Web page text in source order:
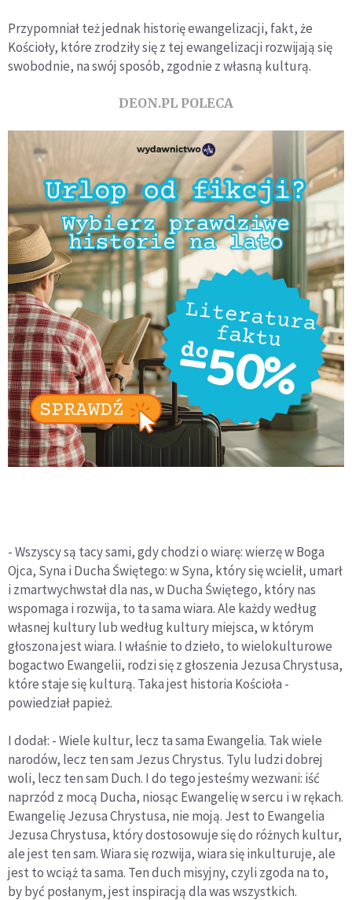
Przypomniał też jednak historię ewangelizacji, fakt, że
Kościoły, które zrodziły się z tej ewangelizacji rozwijają się
swobodnie, na swój sposób, zgodnie z własną kulturą.
DEON.PL POLECA
- Wszyscy są tacy sami, gdy chodzi o wiarę: wierzę w Boga
Ojca, Syna i Ducha Świętego: w Syna, który się wcielił, umarł
i zmartwychwstał dla nas, w Ducha Świętego, który nas
wspomaga i rozwija, to ta sama wiara. Ale każdy według
własnej kultury lub według kultury miejsca, w którym
głoszona jest wiara. I właśnie to dzieło, to wielokulturowe
bogactwo Ewangelii, rodzi się z głoszenia Jezusa Chrystusa,
które staje się kulturą. Taka jest historia Kościoła -
powiedział papież.
I dodał: - Wiele kultur, lecz ta sama Ewangelia. Tak wiele
narodów, lecz ten sam Jezus Chrystus. Tylu ludzi dobrej
woli, lecz ten sam Duch. I do tego jesteśmy wezwani: iść
naprzód z mocą Ducha, niosąc Ewangelię w sercu i w rękach.
Ewangelię Jezusa Chrystusa, nie moją. Jest to Ewangelia
Jezusa Chrystusa, który dostosowuje się do różnych kultur,
ale jest ten sam. Wiara się rozwija, wiara się inkulturuje, ale
jest to wciąż ta sama. Ten duch misyjny, czyli zgoda na to,
by być posłanym, jest inspiracją dla was wszystkich.